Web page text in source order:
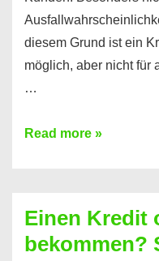
diesem Grund ist ein
möglich, aber nicht für
…
Ist
Festvertrag
für
Read more »
Einen Kredit
bekommen?